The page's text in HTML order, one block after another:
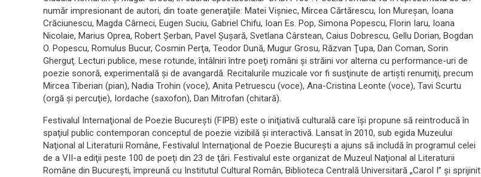
număr impresionant de autori, din toate generaţiile: Matei Vişniec, Mircea Cărtărescu, Ion Mureşan, Ioana
Crăciunescu, Magda Cârneci, Eugen Suciu, Gabriel Chifu, Ioan Es. Pop, Simona Popescu, Florin Iaru, Ioana
Nicolaie, Marius Oprea, Robert Şerban, Pavel Şuşară, Svetlana Cârstean, Caius Dobrescu, Gellu Dorian, Bogdan
O. Popescu, Romulus Bucur, Cosmin Perţa, Teodor Dună, Mugur Grosu, Răzvan Ţupa, Dan Coman, Sorin
Gherguţ. Lecturi publice, mese rotunde, întâlniri între poeţi români şi străini vor alterna cu performance-uri de
poezie sonoră, experimentală şi de avangardă. Recitalurile muzicale vor fi susţinute de artişti renumiţi, precum
Mircea Tiberian (pian), Nadia Trohin (voce), Anita Petruescu (voce), Ana-Cristina Leonte (voce), Tavi Scurtu
(orgă şi percuţie), Iordache (saxofon), Dan Mitrofan (chitară).
Festivalul Internaţional de Poezie Bucureşti (FIPB) este o iniţiativă culturală care îşi propune să reintroducă în
spaţiul public contemporan conceptul de poezie vizibilă şi interactivă. Lansat în 2010, sub egida Muzeului
Naţional al Literaturii Române, Festivalul Internaţional de Poezie Bucureşti a ajuns să includă în programul celei
de a VII-a ediţii peste 100 de poeţi din 23 de ţări. Festivalul este organizat de Muzeul Naţional al Literaturii
Române din Bucureşti, împreună cu Institutul Cultural Român, Biblioteca Centrală Universitară „Carol I” şi sprijinit